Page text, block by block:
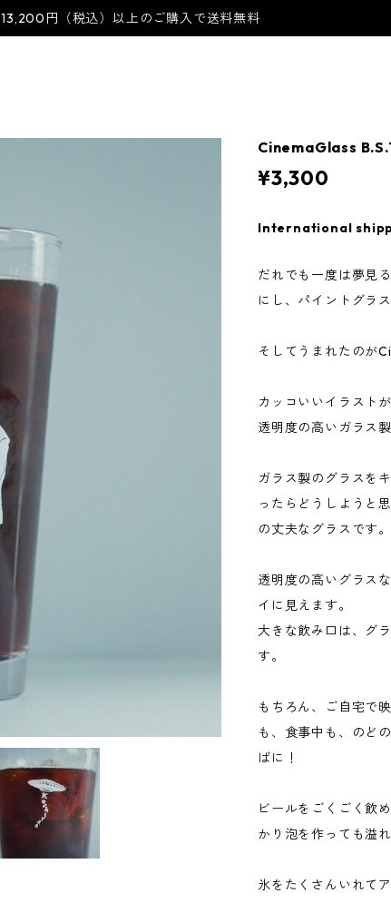
13,200円（税込）以上のご購入で送料無料
CinemaGlass
¥3,300
International
だれでも一度は夢見
にし、パイントグラ
そしてうまれたのが
カッコいいイラスト
透明度の高いガラス
ガラス製のグラスを
ったらどうしようと
の丈夫なグラスです。
透明度の高いグラス
イに見えます。
大きな飲み口は、グ
す。
もちろん、ご自宅で
も、食事中も、のど
ばに！
ビールをごくごく飲
かり泡を作っても溢
氷をたくさんいれて